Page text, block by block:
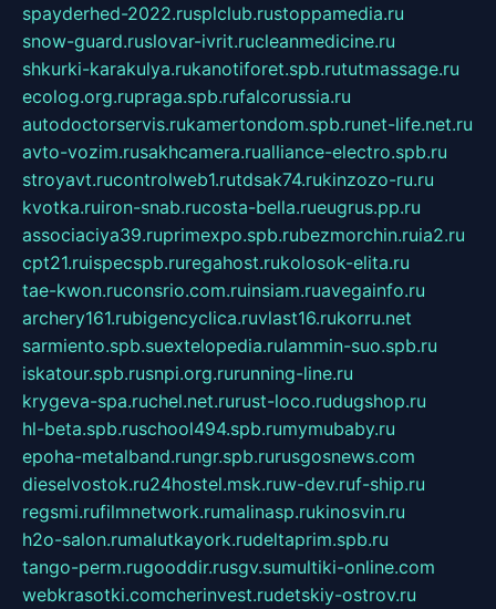
spayderhed-2022.rusplclub.rustoppamedia.ru
snow-guard.ruslovar-ivrit.rucleanmedicine.ru
shkurki-karakulya.rukanotiforet.spb.rututmassage.ru
ecolog.org.rupraga.spb.rufalcorussia.ru
autodoctorservis.rukamertondom.spb.runet-life.net.ru
avto-vozim.rusakhcamera.rualliance-electro.spb.ru
stroyavt.rucontrolweb1.rutdsak74.rukinzozo-ru.ru
kvotka.ruiron-snab.rucosta-bella.rueugrus.pp.ru
associaciya39.ruprimexpo.spb.rubezmorchin.ruia2.ru
cpt21.ruispecspb.ruregahost.rukolosok-elita.ru
tae-kwon.ruconsrio.com.ruinsiam.ruavegainfo.ru
archery161.rubigencyclica.ruvlast16.rukorru.net
sarmiento.spb.suextelopedia.rulammin-suo.spb.ru
iskatour.spb.rusnpi.org.rurunning-line.ru
krygeva-spa.ruchel.net.rurust-loco.rudugshop.ru
hl-beta.spb.ruschool494.spb.rumymubaby.ru
epoha-metalband.rungr.spb.rurusgosnews.com
dieselvostok.ru24hostel.msk.ruw-dev.ruf-ship.ru
regsmi.rufilmnetwork.rumalinasp.rukinosvin.ru
h2o-salon.rumalutkayork.rudeltaprim.spb.ru
tango-perm.rugooddir.rusgv.sumultiki-online.com
webkrasotki.comcherinvest.rudetskiy-ostrov.ru